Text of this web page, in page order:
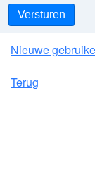
Versturen
Nieuwe
Terug